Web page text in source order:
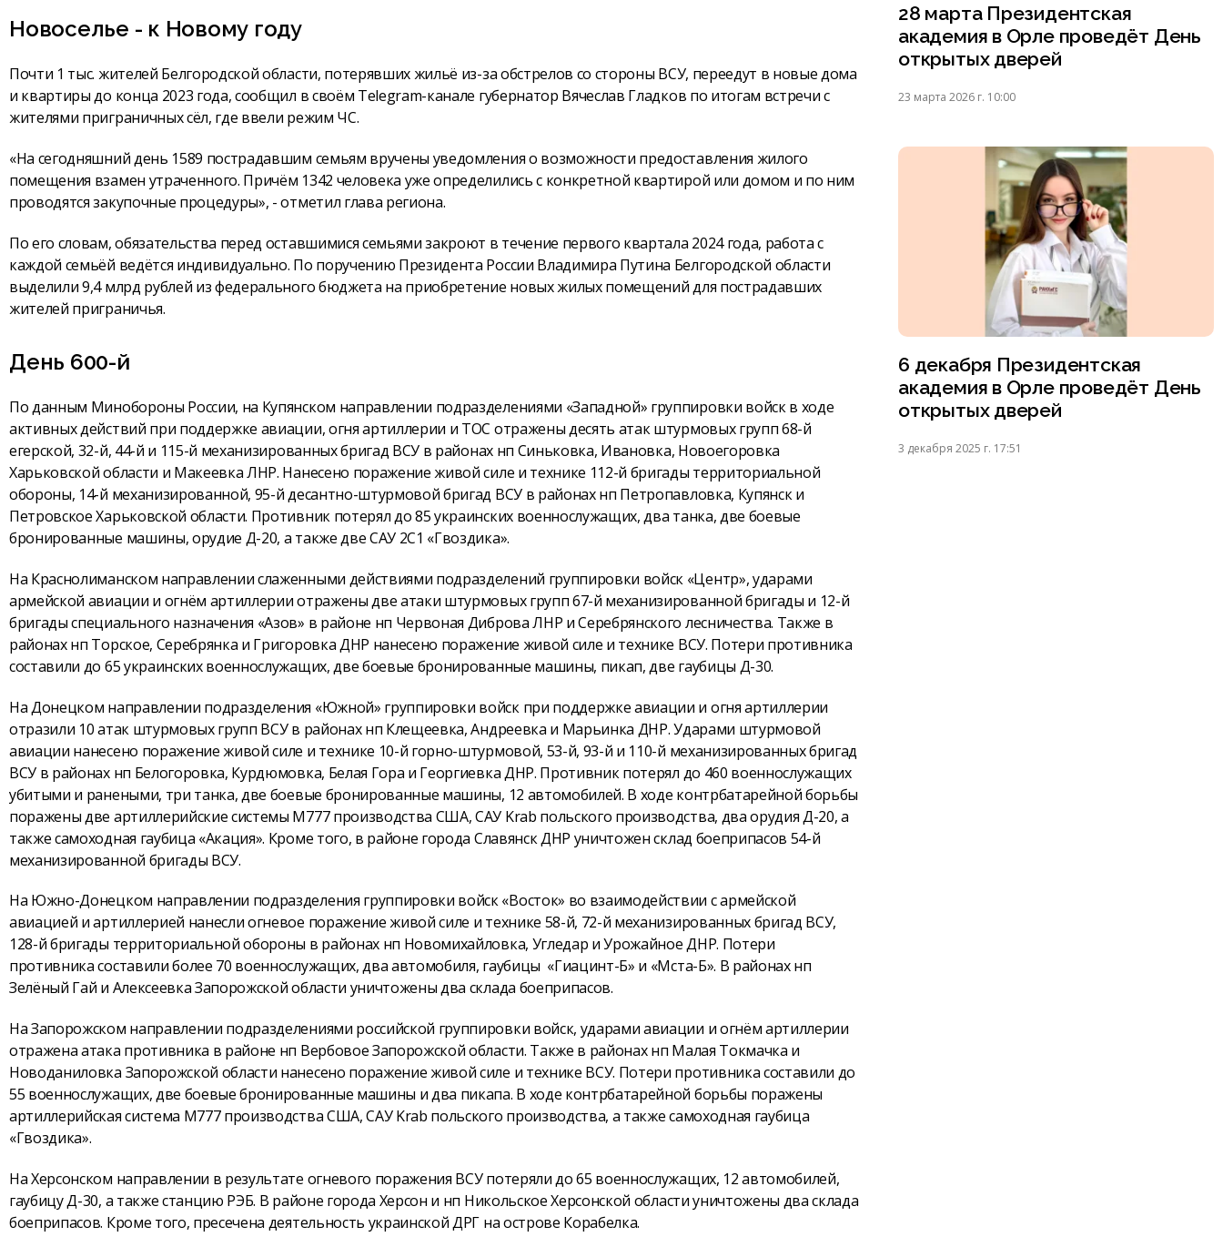
Новоселье - к Новому году
Почти 1 тыс. жителей Белгородской области, потерявших жильё из-за обстрелов со стороны ВСУ, переедут в новые дома
и квартиры до конца 2023 года, сообщил в своём Telegram-канале губернатор Вячеслав Гладков по итогам встречи с
жителями приграничных сёл, где ввели режим ЧС.
«На сегодняшний день 1589 пострадавшим семьям вручены уведомления о возможности предоставления жилого
помещения взамен утраченного. Причём 1342 человека уже определились с конкретной квартирой или домом и по ним
проводятся закупочные процедуры», - отметил глава региона.
По его словам, обязательства перед оставшимися семьями закроют в течение первого квартала 2024 года, работа с
каждой семьёй ведётся индивидуально. По поручению Президента России Владимира Путина Белгородской области
выделили 9,4 млрд рублей из федерального бюджета на приобретение новых жилых помещений для пострадавших
жителей приграничья.
День 600-й
По данным Минобороны России, на Купянском направлении подразделениями «Западной» группировки войск в ходе
активных действий при поддержке авиации, огня артиллерии и ТОС отражены десять атак штурмовых групп 68-й
егерской, 32-й, 44-й и 115-й механизированных бригад ВСУ в районах нп Синьковка, Ивановка, Новоегоровка
Харьковской области и Макеевка ЛНР. Нанесено поражение живой силе и технике 112-й бригады территориальной
обороны, 14-й механизированной, 95-й десантно-штурмовой бригад ВСУ в районах нп Петропавловка, Купянск и
Петровское Харьковской области. Противник потерял до 85 украинских военнослужащих, два танка, две боевые
бронированные машины, орудие Д-20, а также две САУ 2С1 «Гвоздика».
На Краснолиманском направлении слаженными действиями подразделений группировки войск «Центр», ударами
армейской авиации и огнём артиллерии отражены две атаки штурмовых групп 67-й механизированной бригады и 12-й
бригады специального назначения «Азов» в районе нп Червоная Диброва ЛНР и Серебрянского лесничества. Также в
районах нп Торское, Серебрянка и Григоровка ДНР нанесено поражение живой силе и технике ВСУ. Потери противника
составили до 65 украинских военнослужащих, две боевые бронированные машины, пикап, две гаубицы Д-30.
На Донецком направлении подразделения «Южной» группировки войск при поддержке авиации и огня артиллерии
отразили 10 атак штурмовых групп ВСУ в районах нп Клещеевка, Андреевка и Марьинка ДНР. Ударами штурмовой
авиации нанесено поражение живой силе и технике 10-й горно-штурмовой, 53-й, 93-й и 110-й механизированных бригад
ВСУ в районах нп Белогоровка, Курдюмовка, Белая Гора и Георгиевка ДНР. Противник потерял до 460 военнослужащих
убитыми и ранеными, три танка, две боевые бронированные машины, 12 автомобилей. В ходе контрбатарейной борьбы
поражены две артиллерийские системы М777 производства США, САУ Krab польского производства, два орудия Д-20, а
также самоходная гаубица «Акация». Кроме того, в районе города Славянск ДНР уничтожен склад боеприпасов 54-й
механизированной бригады ВСУ.
На Южно-Донецком направлении подразделения группировки войск «Восток» во взаимодействии с армейской
авиацией и артиллерией нанесли огневое поражение живой силе и технике 58-й, 72-й механизированных бригад ВСУ,
128-й бригады территориальной обороны в районах нп Новомихайловка, Угледар и Урожайное ДНР. Потери
противника составили более 70 военнослужащих, два автомобиля, гаубицы «Гиацинт-Б» и «Мста-Б». В районах нп
Зелёный Гай и Алексеевка Запорожской области уничтожены два склада боеприпасов.
На Запорожском направлении подразделениями российской группировки войск, ударами авиации и огнём артиллерии
отражена атака противника в районе нп Вербовое Запорожской области. Также в районах нп Малая Токмачка и
Новоданиловка Запорожской области нанесено поражение живой силе и технике ВСУ. Потери противника составили до
55 военнослужащих, две боевые бронированные машины и два пикапа. В ходе контрбатарейной борьбы поражены
артиллерийская система М777 производства США, САУ Krab польского производства, а также самоходная гаубица
«Гвоздика».
На Херсонском направлении в результате огневого поражения ВСУ потеряли до 65 военнослужащих, 12 автомобилей,
гаубицу Д-30, а также станцию РЭБ. В районе города Херсон и нп Никольское Херсонской области уничтожены два склада
боеприпасов. Кроме того, пресечена деятельность украинской ДРГ на острове Корабелка.
28 марта Президентская
академия в Орле проведёт День
открытых дверей
23 марта 2026 г. 10:00
6 декабря Президентская
академия в Орле проведёт День
открытых дверей
3 декабря 2025 г. 17:51